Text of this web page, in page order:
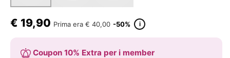
€ 19,90 Prima era € 40,00 -50% i
Coupon 10% Extra per i member